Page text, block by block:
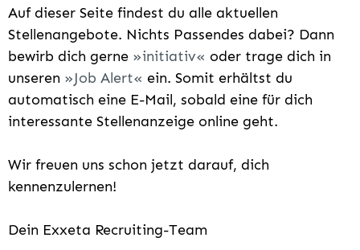
Auf dieser Seite findest du alle aktuellen
Stellenangebote. Nichts Passendes dabei? Dann
bewirb dich gerne
initiativ
oder trage dich in
unseren
Job Alert
ein. Somit erhältst du
automatisch eine E-Mail, sobald eine für dich
interessante Stellenanzeige online geht.
Wir freuen uns schon jetzt darauf, dich
kennenzulernen!
Dein Exxeta Recruiting-Team